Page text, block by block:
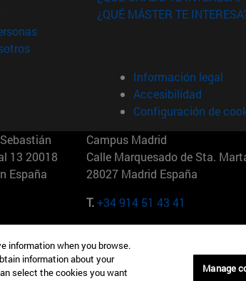
(abre en nueva ventana)
(abre en nueva ventana)
(abre en nueva ventana)
¿QUÉ MÁSTER TE
Información legal
Accesibilidad
Configuración de
13 20018
España
Campus Madrid
Calle Marquesado de Sta.
28027 Madrid España
T.+34 914 51 43 41
Nueva York Maria-Theresia-Straße 15
Múnich Alemania
information when you browse.
information about your
select the cookies you want
Manage